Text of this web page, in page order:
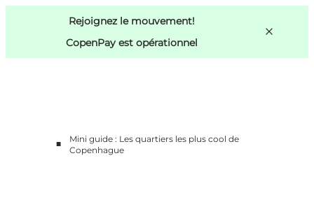
Rejoignez le mouvement!
CopenPay est opérationnel
Activités
Copenhague
■
Mini guide : Les quartiers les plus cool de
Copenhague